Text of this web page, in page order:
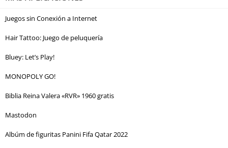
Juegos sin Conexión a Internet
Hair Tattoo: Juego de peluquería
Bluey: Let’s Play!
MONOPOLY GO!
Biblia Reina Valera «RVR» 1960 gratis
Mastodon
Albúm de figuritas Panini Fifa Qatar 2022